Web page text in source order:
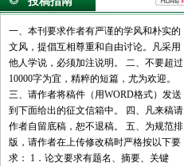
一、本刊要求作者有严谨的学风和朴实的
文风，提倡互相尊重和自由讨论。凡采用
他人学说，必须加注说明。 二、不要超过
10000字为宜，精粹的短篇，尤为欢迎。
三、请作者将稿件（用WORD格式）发送
到下面给出的征文信箱中。 四、凡来稿请
作者自留底稿，恕不退稿。 五、为规范排
版，请作者在上传修改稿时严格按以下要
求： 1．论文要求有题名、摘要、关键